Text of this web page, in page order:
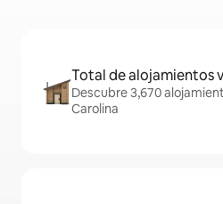
Total de alojamientos
Descubre 3,670
Carolina